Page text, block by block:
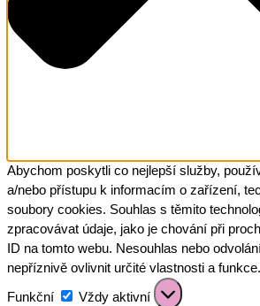
Abychom poskytli co nejlepší služby,
a/nebo přístupu k informacím o zařízení,
soubory cookies. Souhlas s těmito
zpracovávat údaje, jako je chování při
ID na tomto webu. Nesouhlas nebo
nepříznivě ovlivnit určité vlastnosti a funkce.
Funkční
Vždy aktivní